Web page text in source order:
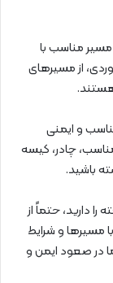
مناسب با
از مسیرهای
و ایمنی
چادر، کیسه
باشید.
دارید، حتماً از
مسیرها و شرایط
در صعود ایمن و